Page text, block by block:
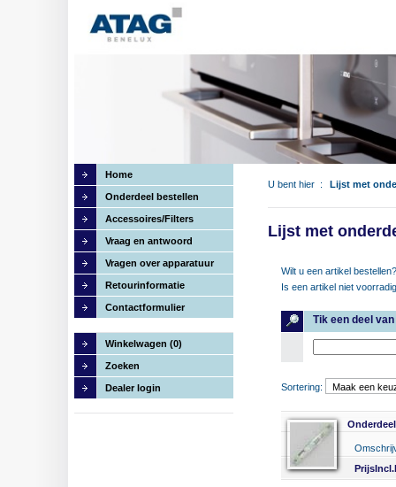
Home
Onderdeel bestellen
Accessoires/Filters
Vraag en antwoord
Vragen over apparatuur
Retourinformatie
Contactformulier
Winkelwagen (0)
Zoeken
Dealer login
U bent hier : Lijst met
Lijst met
Wilt u een artikel
Is een artikel niet
Tik een deel
Sortering: